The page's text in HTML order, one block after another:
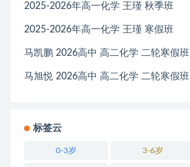
2025-2026年高一化学 王瑾 秋季班
2025-2026年高一化学 王瑾 寒假班
马凯鹏 2026高中 高二化学 二轮寒假班
马旭悦 2026高中 高二化学 二轮寒假班
标签云
0-3岁 3-6岁